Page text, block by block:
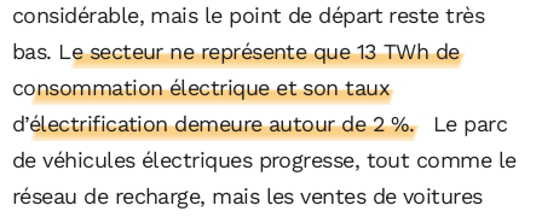
considérable, mais le point de départ reste très
bas. Le secteur ne représente que 13 TWh de
consommation électrique et son taux
d’électrification demeure autour de 2 %.
Le parc
de véhicules électriques progresse, tout comme le
réseau de recharge, mais les ventes de voitures